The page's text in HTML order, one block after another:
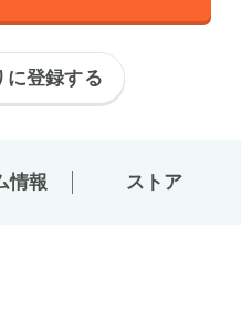
に登録する
情報 ストア